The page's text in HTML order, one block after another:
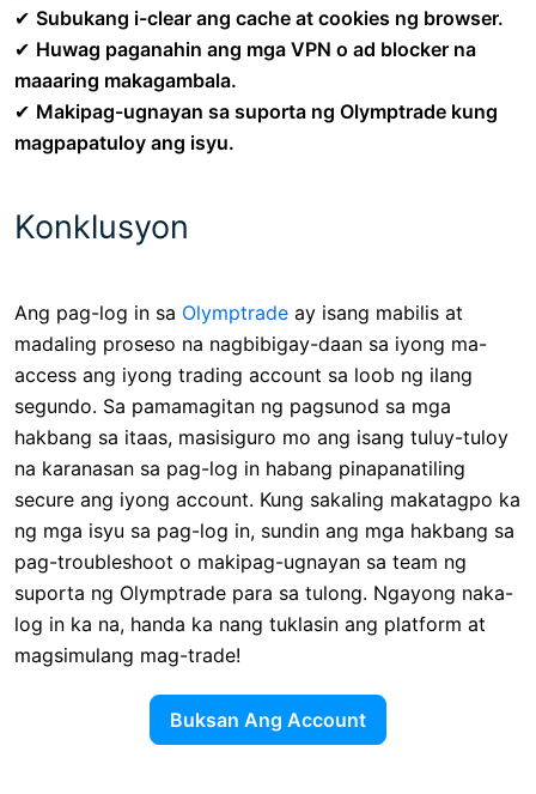
✔ Subukang i-clear ang cache at cookies ng browser.
✔ Huwag paganahin ang mga VPN o ad blocker na
maaaring makagambala.
✔ Makipag-ugnayan sa suporta ng Olymptrade kung
magpapatuloy ang isyu.
Konklusyon
Ang pag-log in sa Olymptrade ay isang mabilis at
madaling proseso na nagbibigay-daan sa iyong ma-
access ang iyong trading account sa loob ng ilang
segundo. Sa pamamagitan ng pagsunod sa mga
hakbang sa itaas, masisiguro mo ang isang tuluy-tuloy
na karanasan sa pag-log in habang pinapanatiling
secure ang iyong account. Kung sakaling makatagpo ka
ng mga isyu sa pag-log in, sundin ang mga hakbang sa
pag-troubleshoot o makipag-ugnayan sa team ng
suporta ng Olymptrade para sa tulong. Ngayong naka-
log in ka na, handa ka nang tuklasin ang platform at
magsimulang mag-trade!
Buksan Ang Account